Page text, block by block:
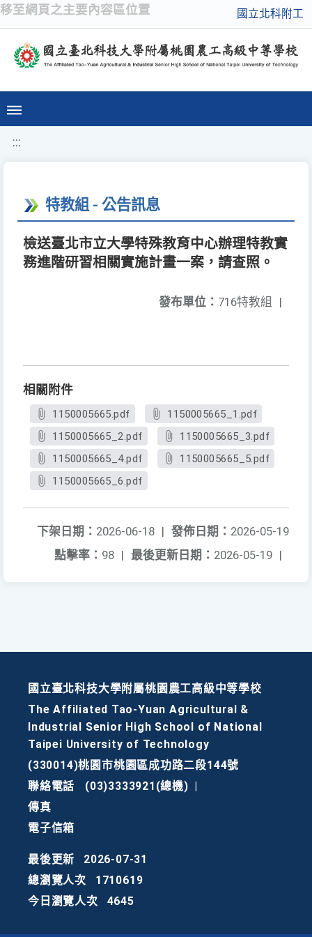
移至網頁之主要內容區位置 國立北科附工
:::
特教組 - 公告訊息
檢送臺北市立大學特殊教育中心辦理特教實
務進階研習相關實施計畫一案，請查照。
發布單位： 716特教組 |
相關附件
1150005665.pdf
1150005665_1.pdf
1150005665_2.pdf
1150005665_3.pdf
1150005665_4.pdf
1150005665_5.pdf
1150005665_6.pdf
發佈日期： 2026-05-19
下架日期： 2026-06-18 |
最後更新日期： 2026-05-19 |
點擊率： 98 |
國立臺北科技大學附屬桃園農工高級中等學校
The Affiliated Tao-Yuan Agricultural &
Industrial Senior High School of National
Taipei University of Technology
(330014)桃園市桃園區成功路二段144號
聯絡電話
(03)3333921(總機)
傳真
電子信箱
最後更新
2026-07-31
總瀏覽人次
1710619
今日瀏覽人次
4645